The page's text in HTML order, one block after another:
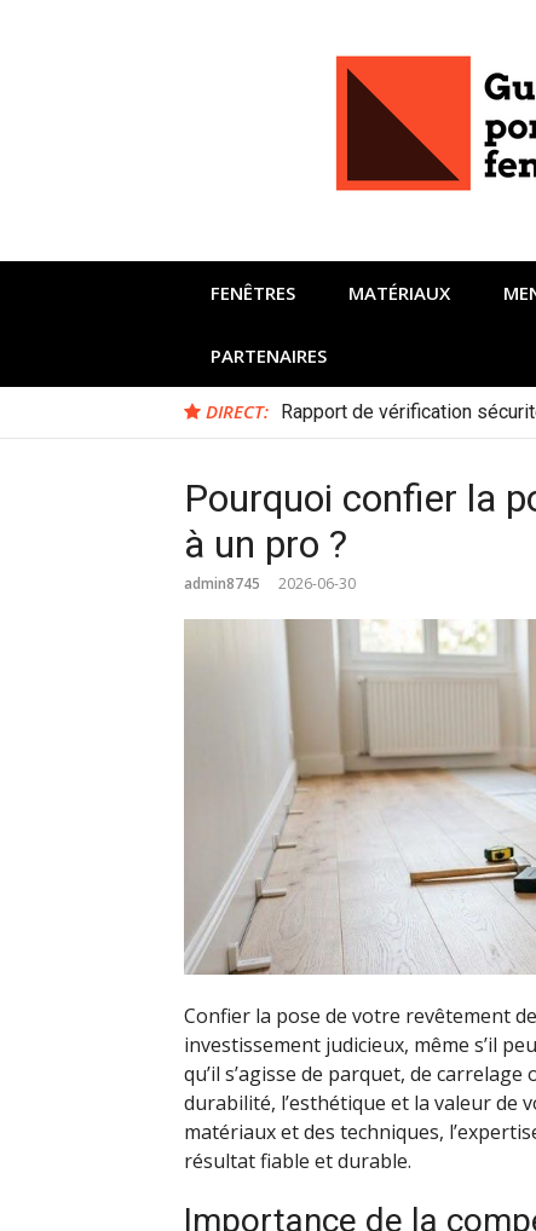
FENÊTRES MATÉRIAUX
PARTENAIRES
DIRECT: Rapport de vérification
Pourquoi confier la
à un pro ?
admin8745 2026-06-30
Confier la pose de votre revêtement
investissement judicieux, même s’il
qu’il s’agisse de parquet, de
durabilité, l’esthétique et la valeur de
matériaux et des techniques,
résultat fiable et durable.
Importance de la